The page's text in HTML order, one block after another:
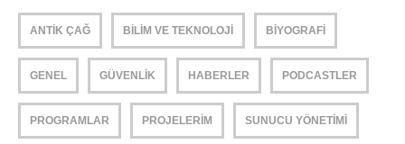
ANTIK ÇAĞ BILIM VE TEKNOLOJI BIYOGRAFI
GENEL GÜVENLIK HABERLER PODCASTLER
PROGRAMLAR PROJELERIM SUNUCU YÖNETIMI